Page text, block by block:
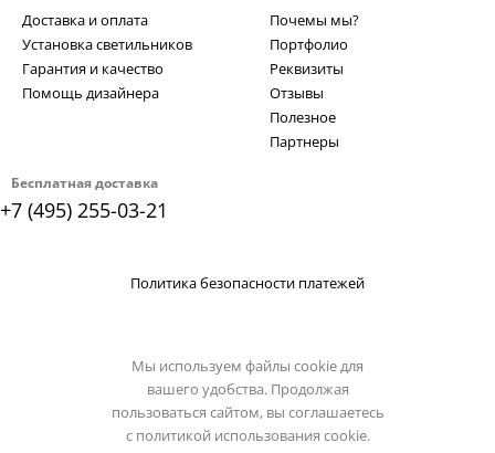
Бесплатная доставка
+7 (495) 255-03-21
Доставка и оплата
Установка светильников
Гарантия и качество
Помощь дизайнера
Почемы мы?
Портфолио
Реквизиты
Отзывы
Полезное
Партнеры
Политика безопасности платежей
Мы используем файлы cookie для
вашего удобства. Продолжая
пользоваться сайтом, вы соглашаетесь
с политикой использования cookie.